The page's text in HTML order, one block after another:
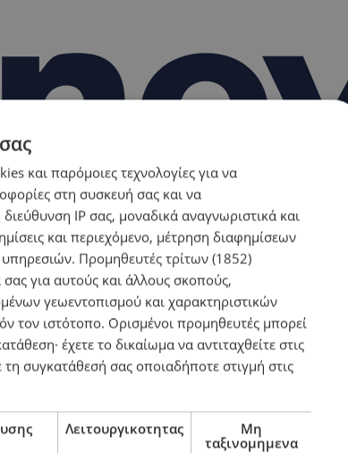
και παρόμοιες τεχνολογίες για να
στη συσκευή σας και να
IP σας, μοναδικά αναγνωριστικά και
και περιεχόμενο, μέτρηση διαφημίσεων
υπηρεσιών. Προμηθευτές τρίτων (1852)
σας για αυτούς και άλλους σκοπούς,
γεωεντοπισμού και χαρακτηριστικών
τον ιστότοπο. Ορισμένοι προμηθευτές μπορεί
έχετε το δικαίωμα να αντιταχθείτε στις
συγκατάθεσή σας οποιαδήποτε στιγμή στις
Λειτουργικοτητας
Μη
ταξινομημενα